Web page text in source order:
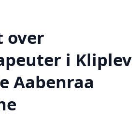
over
i Kliplev
Aabenraa